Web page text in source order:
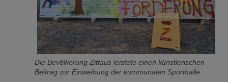
Die Bevölkerung Zittaus leistete einen künstlerischen
Beitrag zur Einweihung der kommunalen Sporthalle.